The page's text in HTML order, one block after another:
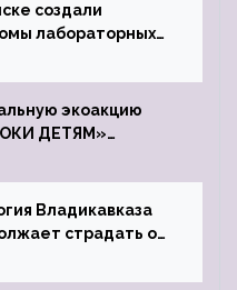
создали
лабораторных
экоакцию
ДЕТЯМ»
Владикавказа
страдать от